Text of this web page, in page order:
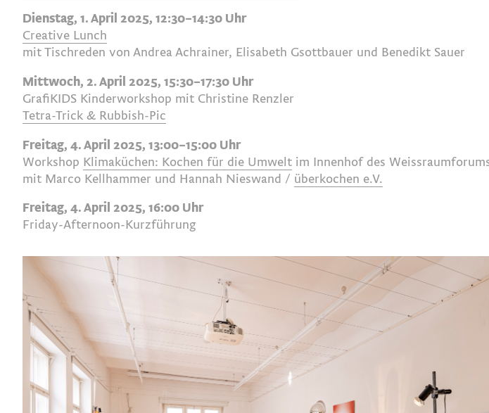
Dienstag, 1. April 2025, 12:30–14:30 Uhr
Creative Lunch
mit Tischreden von Andrea Achrainer, Elisabeth Gsottbauer und Benedikt Sauer
Mittwoch, 2. April 2025, 15:30–17:30 Uhr
GrafiKIDS Kinderworkshop mit Christine Renzler
Tetra-Trick & Rubbish-Pic
Freitag, 4. April 2025, 13:00–15:00 Uhr
Workshop Klimaküchen: Kochen für die Umwelt im Innenhof des
mit Marco Kellhammer und Hannah Nieswand / überkochen e.V.
Freitag, 4. April 2025, 16:00 Uhr
Friday-Afternoon-Kurzführung